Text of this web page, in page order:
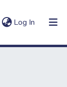
Log In (current)